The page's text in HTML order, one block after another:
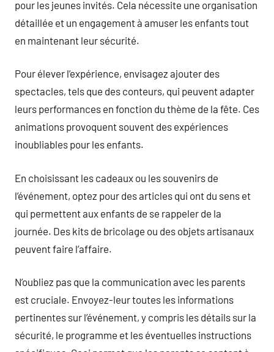
pour les jeunes invités. Cela nécessite une organisation
détaillée et un engagement à amuser les enfants tout
en maintenant leur sécurité.
Pour élever l’expérience, envisagez ajouter des
spectacles, tels que des conteurs, qui peuvent adapter
leurs performances en fonction du thème de la fête. Ces
animations provoquent souvent des expériences
inoubliables pour les enfants.
En choisissant les cadeaux ou les souvenirs de
l’événement, optez pour des articles qui ont du sens et
qui permettent aux enfants de se rappeler de la
journée. Des kits de bricolage ou des objets artisanaux
peuvent faire l’affaire.
N’oubliez pas que la communication avec les parents
est cruciale. Envoyez-leur toutes les informations
pertinentes sur l’événement, y compris les détails sur la
sécurité, le programme et les éventuelles instructions